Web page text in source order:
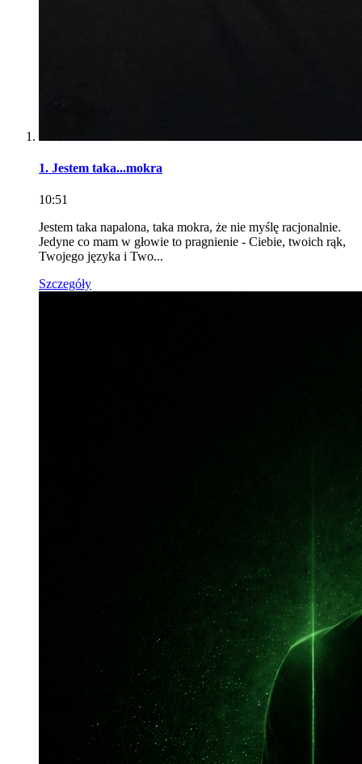
1. Jestem taka...mokra
10:51
Jestem taka napalona, taka mokra, że nie myślę racjonalnie.
Jedyne co mam w głowie to pragnienie - Ciebie, twoich rąk,
Twojego języka i Two...
Szczegóły